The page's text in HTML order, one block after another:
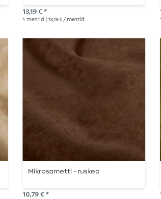
kangas
13,19 € *
1 metriä | 13,19 € / metriä
Mikrosametti - ruskea
10,79 € *